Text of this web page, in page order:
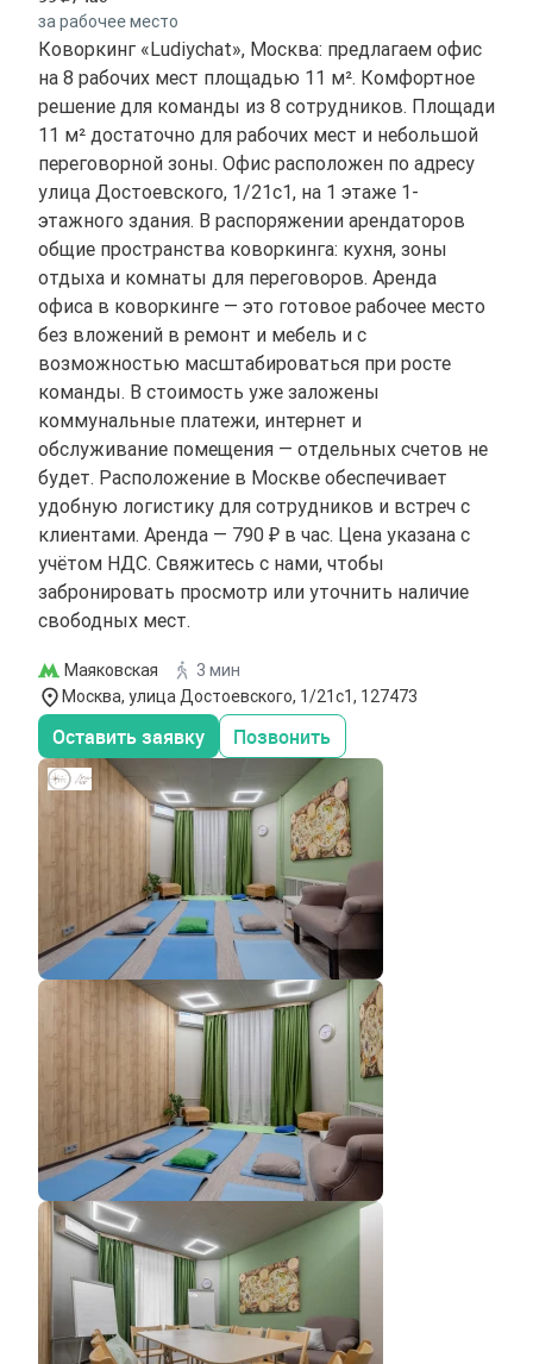
за рабочее место
Коворкинг «Ludiychat», Москва: предлагаем офис
на 8 рабочих мест площадью 11 м². Комфортное
решение для команды из 8 сотрудников. Площади
11 м² достаточно для рабочих мест и небольшой
переговорной зоны. Офис расположен по адресу
улица Достоевского, 1/21с1, на 1 этаже 1-
этажного здания. В распоряжении арендаторов
общие пространства коворкинга: кухня, зоны
отдыха и комнаты для переговоров. Аренда
офиса в коворкинге — это готовое рабочее место
без вложений в ремонт и мебель и с
возможностью масштабироваться при росте
команды. В стоимость уже заложены
коммунальные платежи, интернет и
обслуживание помещения — отдельных счетов не
будет. Расположение в Москве обеспечивает
удобную логистику для сотрудников и встреч с
клиентами. Аренда — 790 ₽ в час. Цена указана с
учётом НДС. Свяжитесь с нами, чтобы
забронировать просмотр или уточнить наличие
свободных мест.
Маяковская
3 мин
Москва, улица Достоевского, 1/21с1, 127473
Оставить заявку Позвонить